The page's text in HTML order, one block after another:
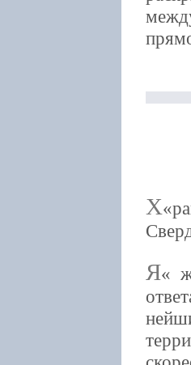
Х
Я